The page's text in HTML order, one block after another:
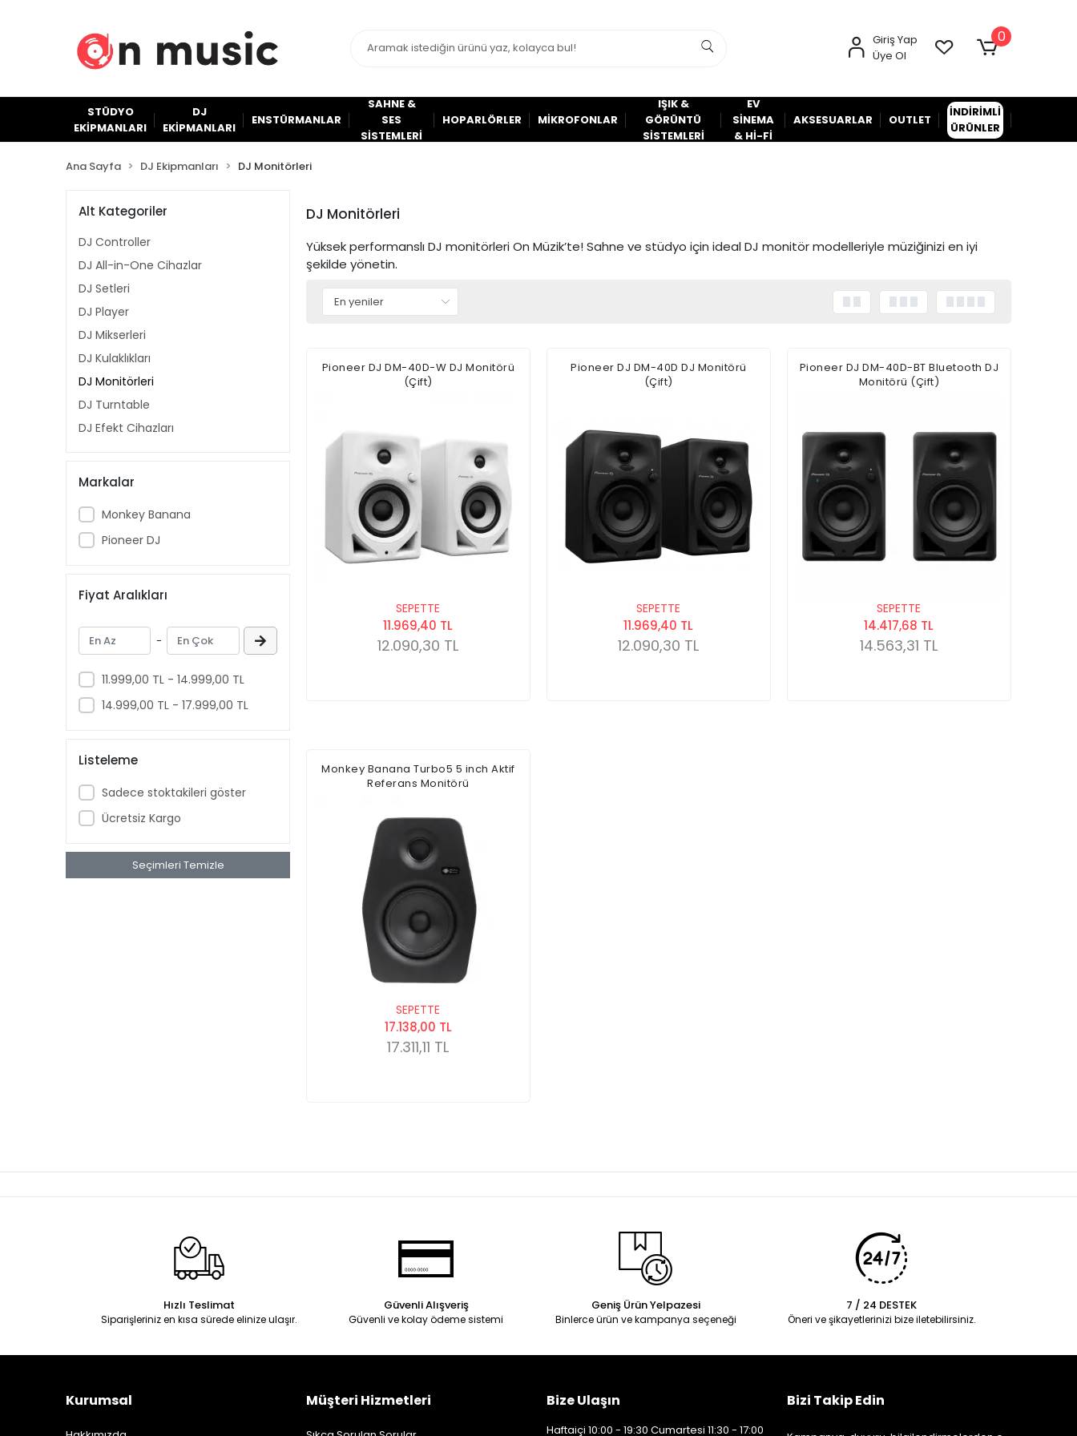
Giriş Yap
Üye Ol
0
STÜDYO
EKİPMANLARI
DJ
EKİPMANLARI
ENSTÜRMANLAR
SAHNE &
SES
SİSTEMLERİ
HOPARLÖRLER MİKROFONLAR
IŞIK &
GÖRÜNTÜ
SİSTEMLERİ
EV
SİNEMA
& Hİ-Fİ
AKSESUARLAR OUTLET
İNDİRİMLİ
ÜRÜNLER
Ana Sayfa DJ Ekipmanları DJ Monitörleri
Alt Kategoriler
DJ Controller
DJ All-in-One Cihazlar
DJ Setleri
DJ Player
DJ Mikserleri
DJ Kulaklıkları
DJ Monitörleri
DJ Turntable
DJ Efekt Cihazları
Markalar
Monkey Banana
Pioneer DJ
Fiyat Aralıkları
-
11.999,00 TL - 14.999,00 TL
14.999,00 TL - 17.999,00 TL
Listeleme
Sadece stoktakileri göster
Ücretsiz Kargo
Seçimleri Temizle
DJ Monitörleri
Yüksek performanslı DJ monitörleri On Müzik’te! Sahne ve stüdyo için ideal DJ monitör modelleriyle müziğinizi en iyi
şekilde yönetin.
Pioneer DJ DM-40D-W DJ Monitörü
(Çift)
SEPETTE
11.969,40 TL
12.090,30 TL
Pioneer DJ DM-40D DJ Monitörü
(Çift)
SEPETTE
11.969,40 TL
12.090,30 TL
Pioneer DJ DM-40D-BT Bluetooth DJ
Monitörü (Çift)
SEPETTE
14.417,68 TL
14.563,31 TL
Monkey Banana Turbo5 5 inch Aktif
Referans Monitörü
SEPETTE
17.138,00 TL
17.311,11 TL
Hızlı Teslimat
Siparişleriniz en kısa sürede elinize ulaşır.
Güvenli Alışveriş
Güvenli ve kolay ödeme sistemi
Geniş Ürün Yelpazesi
Binlerce ürün ve kampanya seçeneği
7 / 24 DESTEK
Öneri ve şikayetlerinizi bize iletebilirsiniz.
Kurumsal Müşteri Hizmetleri Bize Ulaşın
Haftaiçi 10:00 - 19:30 Cumartesi 11:30 - 17:00
Bizi Takip Edin